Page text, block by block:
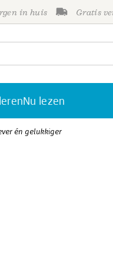
in huis Gratis
Nu lezen
én gelukkiger